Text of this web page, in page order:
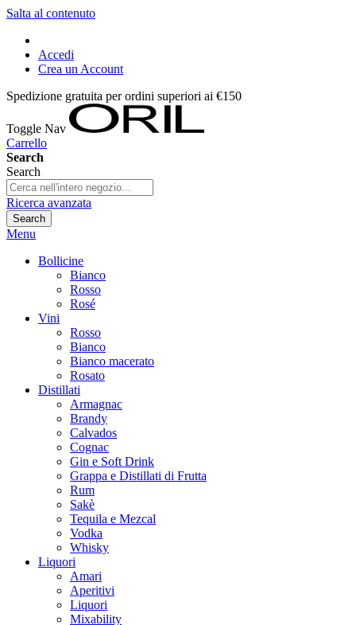
Salta al contenuto
Accedi
Crea un Account
Spedizione gratuita per ordini superiori ai €150
Toggle Nav
Carrello
Search
Search
Ricerca avanzata
Search
Menu
Bollicine
Bianco
Rosso
Rosé
Vini
Rosso
Bianco
Bianco macerato
Rosato
Distillati
Armagnac
Brandy
Calvados
Cognac
Gin e Soft Drink
Grappa e Distillati di Frutta
Rum
Sakè
Tequila e Mezcal
Vodka
Whisky
Liquori
Amari
Aperitivi
Liquori
Mixability